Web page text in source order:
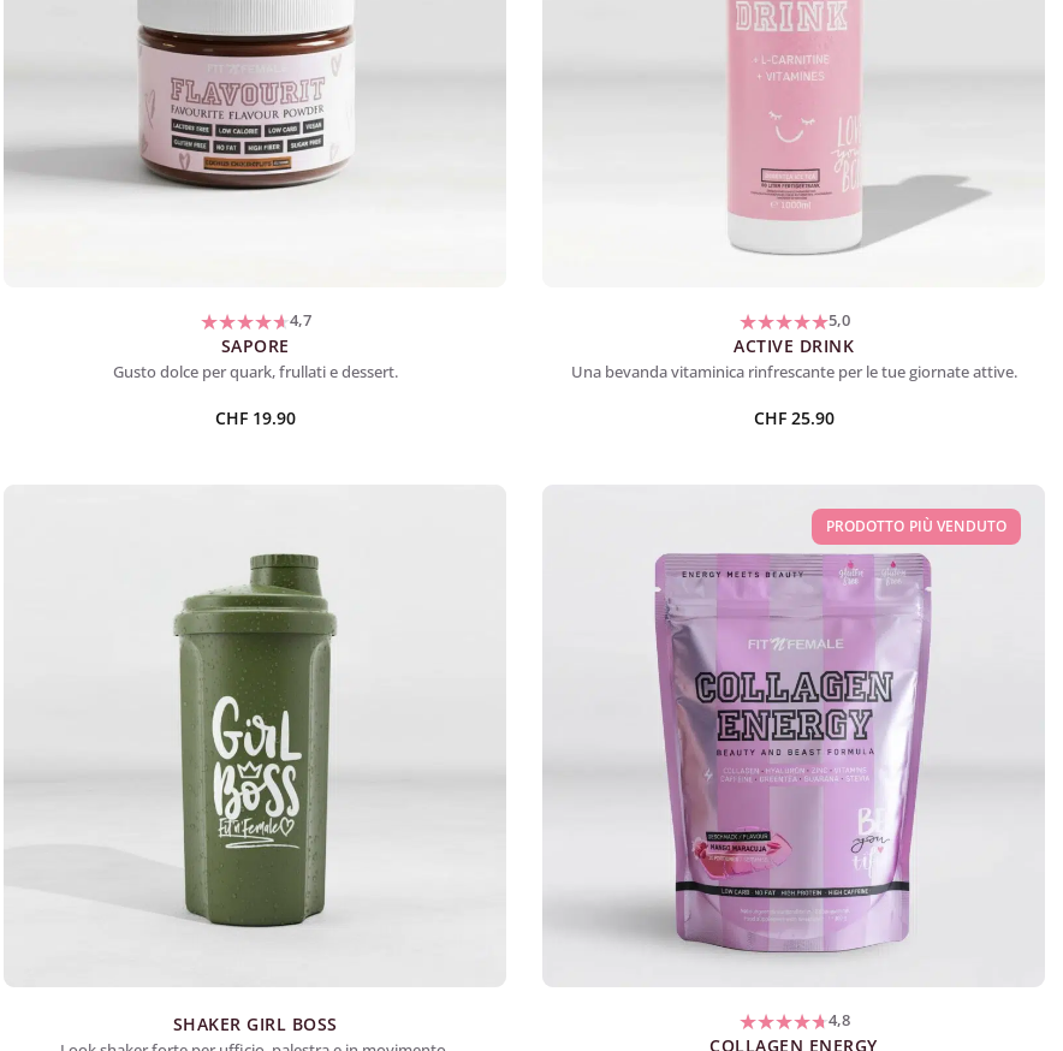
4,7
SAPORE
Gusto dolce per quark, frullati e dessert.
CHF19.90
5,0
ACTIVE DRINK
Una bevanda vitaminica rinfrescante per le tue giornate attive.
CHF25.90
SHAKER GIRL BOSS
PRODOTTO PIÙ VENDUTO
4,8
COLLAGEN ENERGY